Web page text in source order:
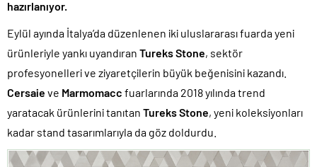
hazırlanıyor.
Eylül ayında İtalya’da düzenlenen iki uluslararası fuarda yeni
ürünleriyle yankı uyandıran Tureks Stone, sektör
profesyonelleri ve ziyaretçilerin büyük beğenisini kazandı.
Cersaie ve Marmomacc fuarlarında 2018 yılında trend
yaratacak ürünlerini tanıtan Tureks Stone, yeni koleksiyonları
kadar stand tasarımlarıyla da göz doldurdu.